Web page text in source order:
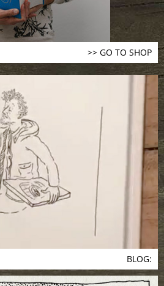
>> GO TO SHOP
BLOG: